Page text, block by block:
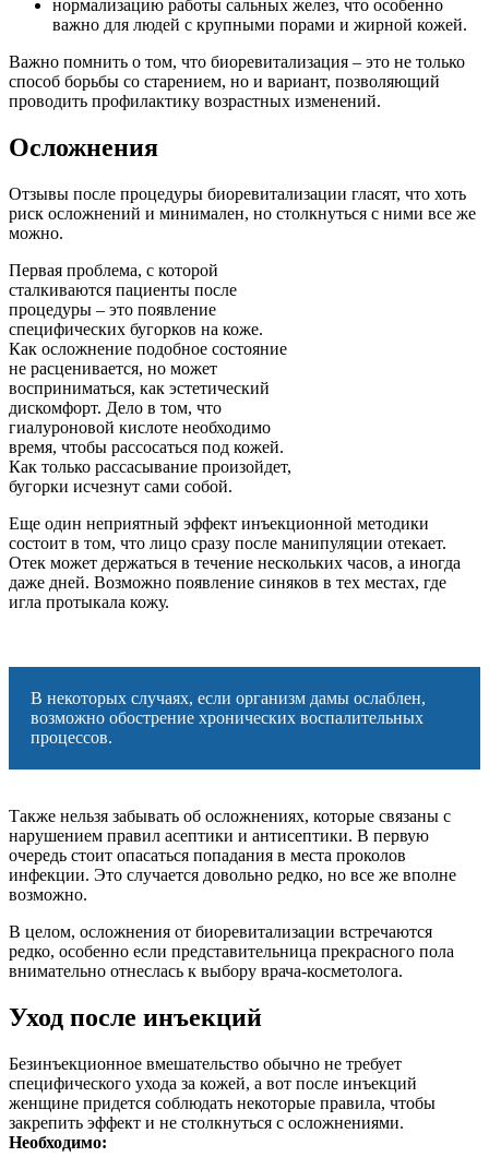
нормализацию работы сальных желез, что особенно
важно для людей с крупными порами и жирной кожей.
Важно помнить о том, что биоревитализация – это не только
способ борьбы со старением, но и вариант, позволяющий
проводить профилактику возрастных изменений.
Осложнения
Отзывы после процедуры биоревитализации гласят, что хоть
риск осложнений и минимален, но столкнуться с ними все же
можно.
Первая проблема, с которой
сталкиваются пациенты после
процедуры – это появление
специфических бугорков на коже.
Как осложнение подобное состояние
не расценивается, но может
восприниматься, как эстетический
дискомфорт. Дело в том, что
гиалуроновой кислоте необходимо
время, чтобы рассосаться под кожей.
Как только рассасывание произойдет,
бугорки исчезнут сами собой.
Еще один неприятный эффект инъекционной методики
состоит в том, что лицо сразу после манипуляции отекает.
Отек может держаться в течение нескольких часов, а иногда
даже дней. Возможно появление синяков в тех местах, где
игла протыкала кожу.
В некоторых случаях, если организм дамы ослаблен,
возможно обострение хронических воспалительных
процессов.
Также нельзя забывать об осложнениях, которые связаны с
нарушением правил асептики и антисептики. В первую
очередь стоит опасаться попадания в места проколов
инфекции. Это случается довольно редко, но все же вполне
возможно.
В целом, осложнения от биоревитализации встречаются
редко, особенно если представительница прекрасного пола
внимательно отнеслась к выбору врача-косметолога.
Уход после инъекций
Безинъекционное вмешательство обычно не требует
специфического ухода за кожей, а вот после инъекций
женщине придется соблюдать некоторые правила, чтобы
закрепить эффект и не столкнуться с осложнениями.
Необходимо: